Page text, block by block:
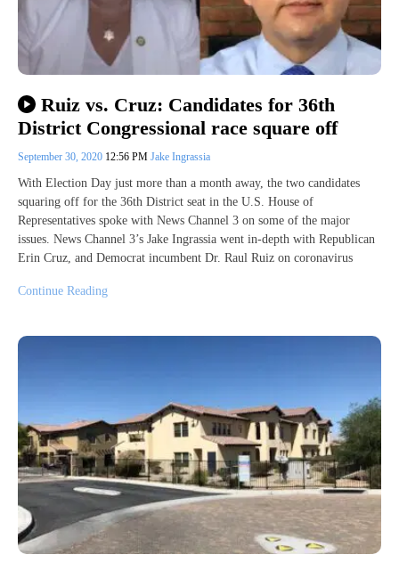
Ruiz vs. Cruz: Candidates for 36th
District Congressional race square off
September 30, 2020 12:56 PM Jake Ingrassia
With Election Day just more than a month away, the two candidates
squaring off for the 36th District seat in the U.S. House of
Representatives spoke with News Channel 3 on some of the major
issues. News Channel 3’s Jake Ingrassia went in-depth with Republican
Erin Cruz, and Democrat incumbent Dr. Raul Ruiz on coronavirus
Continue Reading